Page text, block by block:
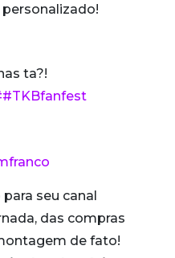
ta?!
seu canal
das compras
de fato!